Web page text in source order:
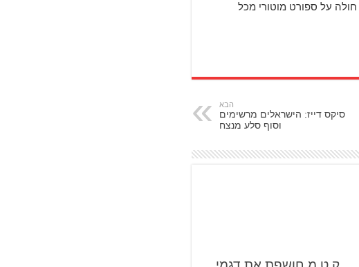
על ספורט מוטורי מכל
הבא
סיקס דייז: הישראלים מרשימים
וסוף סלע מנצח